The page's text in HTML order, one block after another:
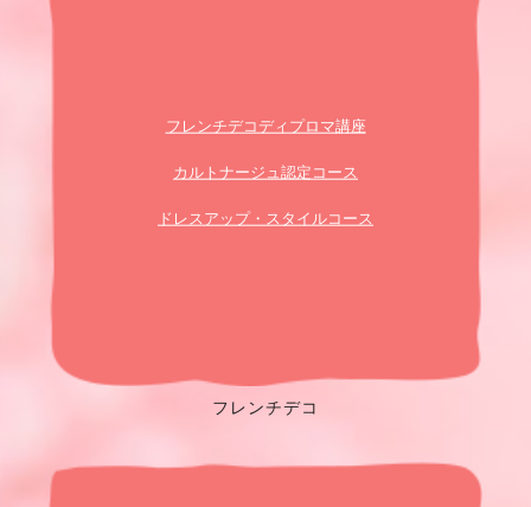
フレンチデコディプロマ講座
カルトナージュ認定コース
ドレスアップ・スタイルコース
フレンチデコ